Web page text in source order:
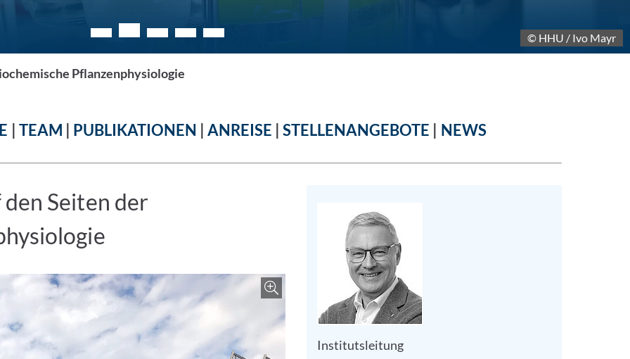
© HHU / Ivo Mayr
Pflanzenphysiologie
TEAM PUBLIKATIONEN ANREISE |STELLENANGEBOTE NEWS
Seiten der
Bild vergrößern
Institutsleitung